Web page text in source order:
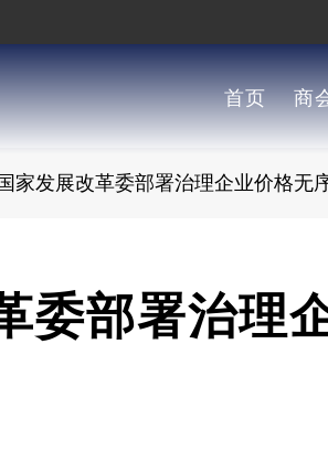
首页 商
国家发展改革委部署治理企业价格无
委部署治理